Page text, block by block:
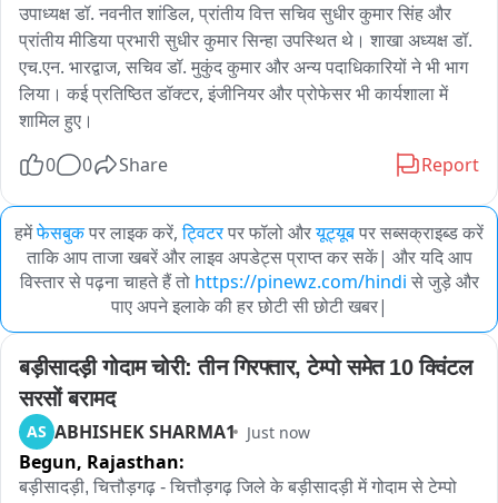
उपाध्यक्ष डॉ. नवनीत शांडिल, प्रांतीय वित्त सचिव सुधीर कुमार सिंह और
प्रांतीय मीडिया प्रभारी सुधीर कुमार सिन्हा उपस्थित थे। शाखा अध्यक्ष डॉ.
एच.एन. भारद्वाज, सचिव डॉ. मुकुंद कुमार और अन्य पदाधिकारियों ने भी भाग
लिया। कई प्रतिष्ठित डॉक्टर, इंजीनियर और प्रोफेसर भी कार्यशाला में
शामिल हुए।
0
0 Share Report
हमेंफेसबुकपर लाइक करें, ट्विटरपर फॉलो औरयूट्यूबपर सब्सक्राइब्ड करें
ताकि आप ताजा खबरें और लाइव अपडेट्स प्राप्त कर सकें| और यदि आप
विस्तार से पढ़ना चाहते हैं तो https://pinewz.com/hindi से जुड़े और
पाए अपने इलाके की हर छोटी सी छोटी खबर|
बड़ीसादड़ी गोदाम चोरी: तीन गिरफ्तार, टेम्पो समेत 10 क्विंटल
सरसों बरामद
AS ABHISHEK SHARMA1 Just now
Begun, Rajasthan:
बड़ीसादड़ी, चित्तौड़गढ़ - चित्तौड़गढ़ जिले के बड़ीसादड़ी में गोदाम से टेम्पो